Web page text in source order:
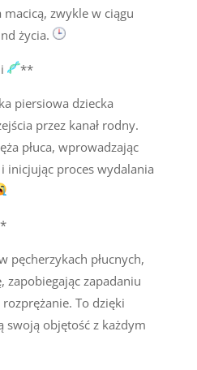
zwykle w ciągu
życia.
**
piersiowa dziecka
przez kanał rodny.
płuca, wprowadzając
inicjując proces wydalania
pęcherzykach płucnych,
zapobiegając zapadaniu
rozprężanie. To dzięki
swoją objętość z każdym